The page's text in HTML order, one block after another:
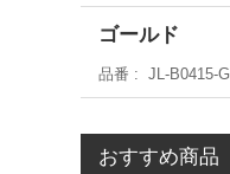
ゴールド
品番 JL-B0415-
おすすめ商品